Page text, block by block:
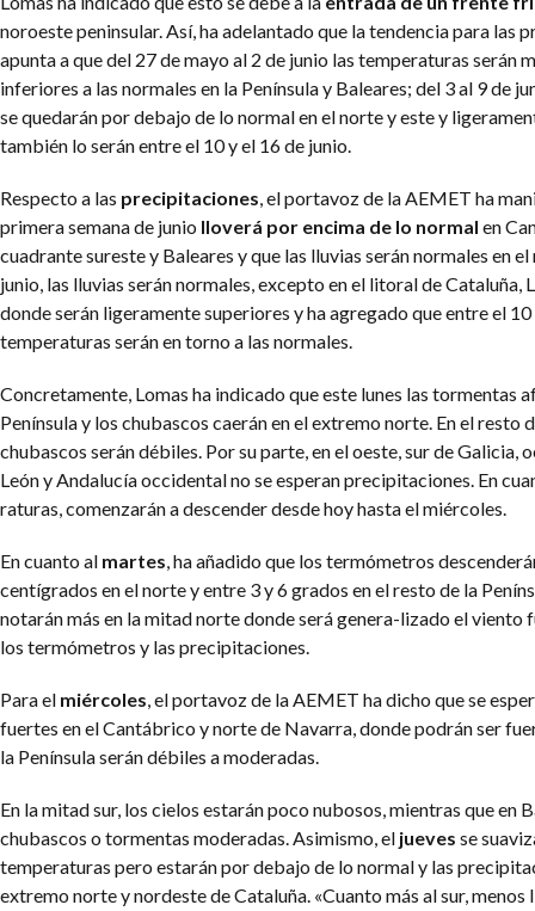
noroeste peninsular. Así, ha adelantado que la tendencia para las
apunta a que del 27 de mayo al 2 de junio las temperaturas serán
inferiores a las normales en la Península y Baleares; del 3 al 9 de
se quedarán por debajo de lo normal en el norte y este y
también lo serán entre el 10 y el 16 de junio.
Respecto a las precipitaciones, el portavoz de la AEMET ha
primera semana de junio lloverá por encima de lo normal en
cuadrante sureste y Baleares y que las lluvias serán normales en
junio, las lluvias serán normales, excepto en el litoral de Cataluña,
donde serán ligeramente superiores y ha agregado que entre el 10
temperaturas serán en torno a las normales.
Concretamente, Lomas ha indicado que este lunes las tormentas
Península y los chubascos caerán en el extremo norte. En el resto
chubascos serán débiles. Por su parte, en el oeste, sur de Galicia,
León y Andalucía occidental no se esperan precipitaciones. En
raturas, comenzarán a descender desde hoy hasta el miércoles.
En cuanto al martes, ha añadido que los termómetros
centígrados en el norte y entre 3 y 6 grados en el resto de la
notarán más en la mitad norte donde será genera-lizado el viento
los termómetros y las precipitaciones.
Para el miércoles, el portavoz de la AEMET ha dicho que se
fuertes en el Cantábrico y norte de Navarra, donde podrán ser
la Península serán débiles a moderadas.
En la mitad sur, los cielos estarán poco nubosos, mientras que en
chubascos o tormentas moderadas. Asimismo, el jueves se
temperaturas pero estarán por debajo de lo normal y las
extremo norte y nordeste de Cataluña. «Cuanto más al sur, menos